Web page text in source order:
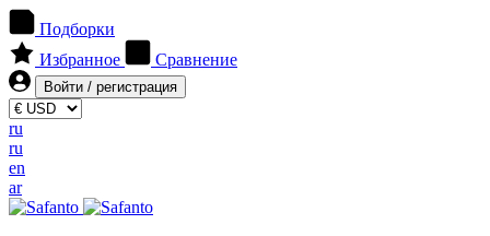
Подборки
Избранное
Сравнение
Войти / регистрация
ru
ru
en
ar